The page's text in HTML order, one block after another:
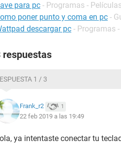
para pc - Programas -
poner punto y coma en pc -
descargar pc - Programas
respuestas
1 / 3
Frank_r2 1
22 feb 2019 a las 19:49
ya intentaste conectar tu